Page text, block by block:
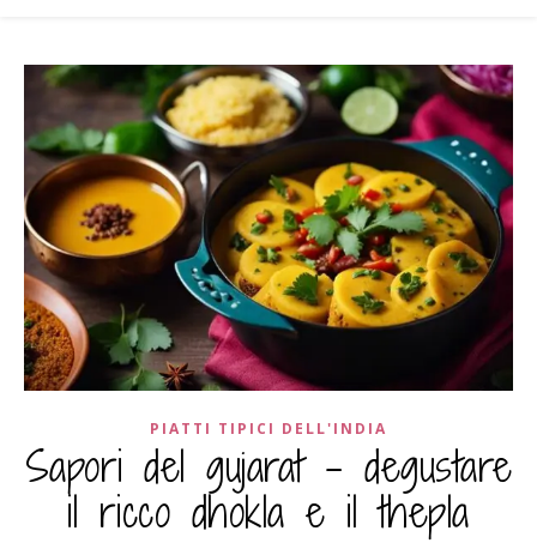
PIATTI TIPICI DELL'INDIA
Sapori del gujarat – degustare
il ricco dhokla e il thepla